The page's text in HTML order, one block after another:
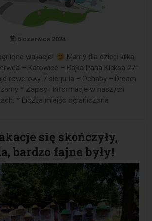
5 czerwca 2024
wakacje!
Mamy dla dzieci kilka
– Katowice – Bajka Pana Kleksa 27-
rowerowy 7 sierpnia – Ochaby – Dream
* Zapisy i informacje w naszych
* Liczba miejsc ograniczona
się skończyły,
bardzo fajne były!